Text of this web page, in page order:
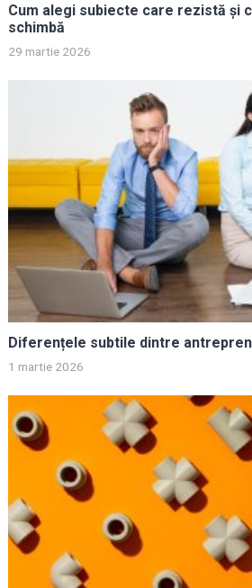
Cum alegi subiecte care rezistă și
schimbă
29 martie 2026
Diferențele subtile dintre
1 martie 2026